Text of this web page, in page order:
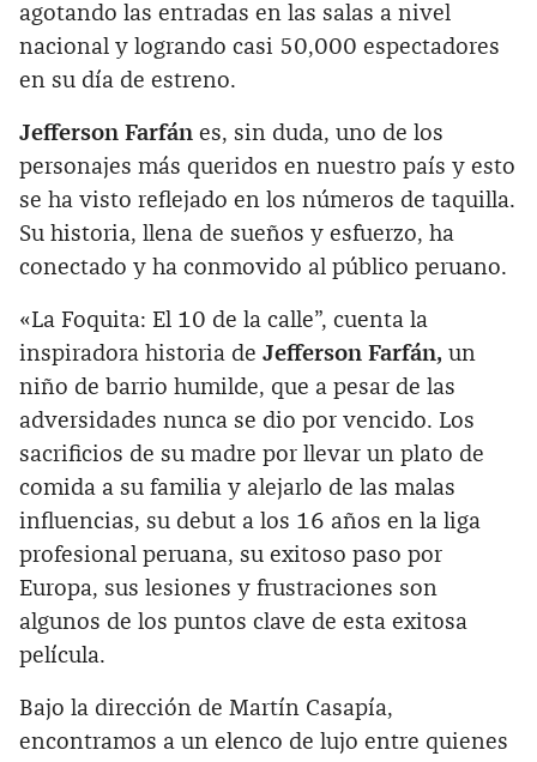
agotando las entradas en las salas a nivel
nacional y logrando casi 50,000 espectadores
en su día de estreno.
Jefferson Farfán es, sin duda, uno de los
personajes más queridos en nuestro país y esto
se ha visto reflejado en los números de taquilla.
Su historia, llena de sueños y esfuerzo, ha
conectado y ha conmovido al público peruano.
«La Foquita: El 10 de la calle”, cuenta la
inspiradora historia de Jefferson Farfán, un
niño de barrio humilde, que a pesar de las
adversidades nunca se dio por vencido. Los
sacrificios de su madre por llevar un plato de
comida a su familia y alejarlo de las malas
influencias, su debut a los 16 años en la liga
profesional peruana, su exitoso paso por
Europa, sus lesiones y frustraciones son
algunos de los puntos clave de esta exitosa
película.
Bajo la dirección de Martín Casapía,
encontramos a un elenco de lujo entre quienes